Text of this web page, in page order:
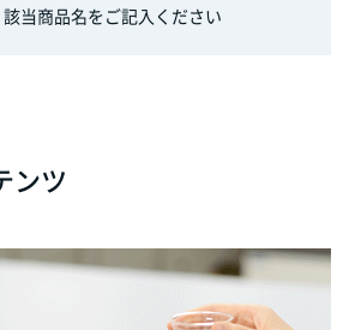
商品名をご記入ください
ンツ